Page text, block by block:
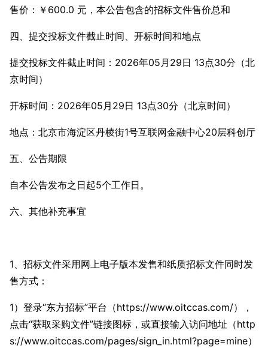
售价：￥600.0 元，本公告包含的招标文件售价总和
四、提交投标文件截止时间、开标时间和地点
提交投标文件截止时间：2026年05月29日 13点30分（北
京时间）
开标时间：2026年05月29日 13点30分（北京时间）
地点：北京市海淀区丹棱街1号互联网金融中心20层科创厅
五、公告期限
自本公告发布之日起5个工作日。
六、其他补充事宜
1、招标文件采用网上电子版本发售和纸质招标文件同时发
售方式：
1）登录“东方招标”平台（https://www.oitccas.com/），
点击“获取采购文件”链接图标，或直接输入访问地址（http
s://www.oitccas.com/pages/sign_in.html?page=mine）